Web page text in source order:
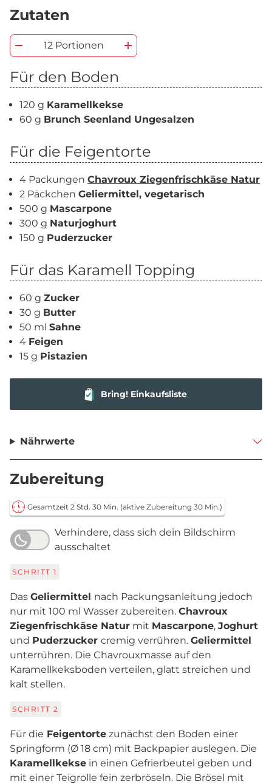
Zutaten
12 Portionen
Für den Boden
120 g Karamellkekse
60 g Brunch Seenland Ungesalzen
Für die Feigentorte
4 Packungen Chavroux Ziegenfrischkäse Natur
2 Päckchen Geliermittel, vegetarisch
500 g Mascarpone
300 g Naturjoghurt
150 g Puderzucker
Für das Karamell Topping
60 g Zucker
30 g Butter
50 ml Sahne
4 Feigen
15 g Pistazien
Bring! Einkaufsliste
Nährwerte
Zubereitung
Gesamtzeit 2 Std. 30 Min. (aktive Zubereitung 30 Min.)
Verhindere, dass sich dein Bildschirm
ausschaltet
SCHRITT 1
Das Geliermittel nach Packungsanleitung jedoch
nur mit 100 ml Wasser zubereiten. Chavroux
Ziegenfrischkäse Natur mit Mascarpone, Joghurt
und Puderzucker cremig verrühren. Geliermittel
unterrühren. Die Chavrouxmasse auf den
Karamellkeksboden verteilen, glatt streichen und
kalt stellen.
SCHRITT 2
Für die Feigentorte zunächst den Boden einer
Springform (Ø 18 cm) mit Backpapier auslegen. Die
Karamellkekse in einen Gefrierbeutel geben und
mit einer Teigrolle fein zerbröseln. Die Brösel mit